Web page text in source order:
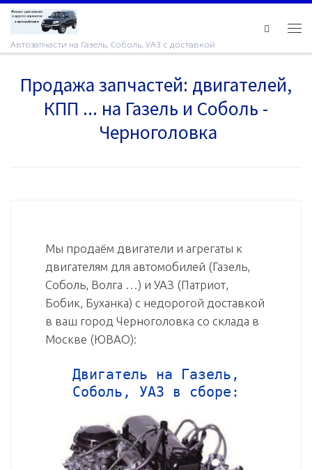
Skip to content
Автозапчасти на Газель, Соболь, УАЗ с доставкой
Продажа запчастей: двигателей,
КПП ... на Газель и Соболь -
Черноголовка
Мы продаём двигатели и агрегаты к
двигателям для автомобилей (Газель,
Соболь, Волга …) и УАЗ (Патриот,
Бобик, Буханка) с недорогой доставкой
в ваш город Черноголовка со склада в
Москве (ЮВАО):
Двигатель на Газель,
Соболь, УАЗ в сборе: